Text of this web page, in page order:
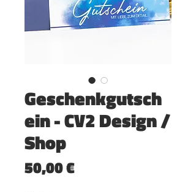
Geschenkgutsch
ein - CV2 Design /
Shop
50,00 €Preis